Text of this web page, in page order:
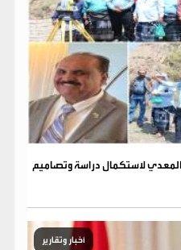
لاستكمال دراسة وتصاميم
أخبار وتقارير